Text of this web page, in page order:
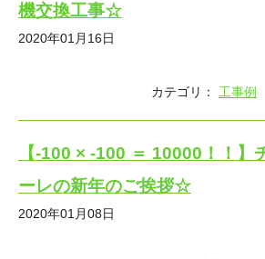
機交換工事☆
2020年01月16日
カテゴリ： 工事例
【-100 × -100 ＝ 10000！！】
ーレの新年のご挨拶☆
2020年01月08日